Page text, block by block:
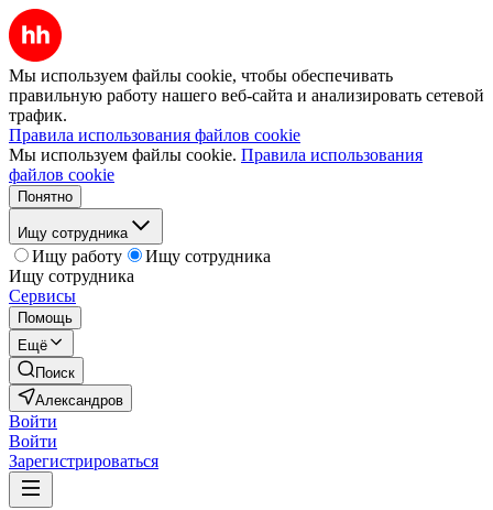
Мы используем файлы cookie, чтобы обеспечивать
правильную работу нашего веб-сайта и анализировать сетевой
трафик.
Правила использования файлов cookie
Мы используем файлы cookie. Правила использования
файлов cookie
Понятно
Ищу сотрудника
Ищу работу
Ищу сотрудника
Ищу сотрудника
Сервисы
Помощь
Ещё
Поиск
Александров
Войти
Войти
Зарегистрироваться